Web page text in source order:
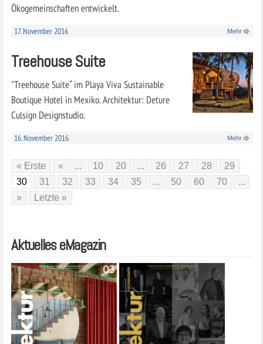
Ökogemeinschaften entwickelt.
17. November 2016 Mehr
Treehouse Suite
"Treehouse Suite“ im Playa Viva Sustainable
Boutique Hotel in Mexiko. Architektur: Deture
Culsign Designstudio.
16. November 2016 Mehr
« Erste « ... 10 20 ... 26 27 28
29
30
31 32 33 34 35 ... 50 60 70
...
»
Letzte »
Aktuelles eMagazin